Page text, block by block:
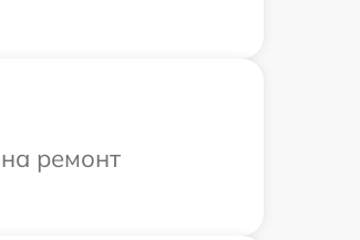
ремонт